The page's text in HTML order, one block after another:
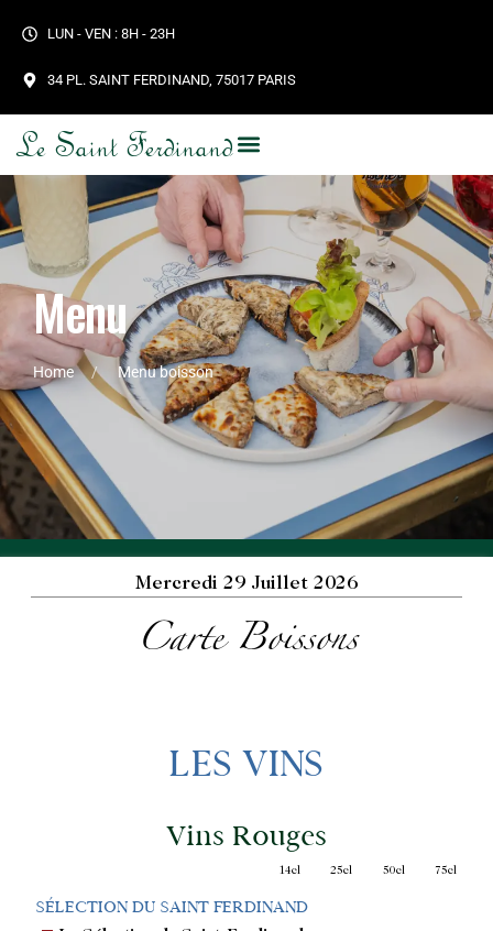
LUN - VEN : 8H - 23H
34 PL. SAINT FERDINAND, 75017 PARIS
Le Saint Ferdinand
Menu
Home Menu boisson